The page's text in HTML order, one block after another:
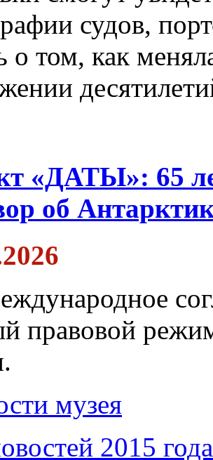
судов,
о том, как
«ДАТЫ»: 65
об
правовой
музея
2015 года